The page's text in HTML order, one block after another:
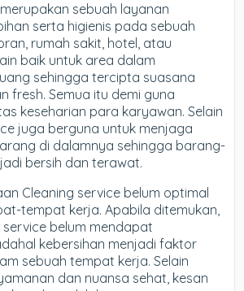
sebuah layanan
serta higienis pada sebuah
rumah sakit, hotel, atau
baik untuk area dalam
sehingga tercipta suasana
fresh. Semua itu demi guna
keseharian para karyawan. Selain
juga berguna untuk menjaga
di dalamnya sehingga barang-
bersih dan terawat.
Cleaning service belum optimal
tempat kerja. Apabila ditemukan,
belum mendapat
kebersihan menjadi faktor
sebuah tempat kerja. Selain
dan nuansa sehat, kesan